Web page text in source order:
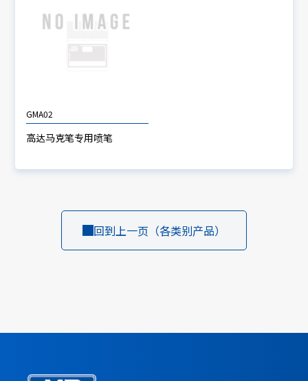
GMA02
高达马克笔专用喷笔
回到上一页（各类别产品）